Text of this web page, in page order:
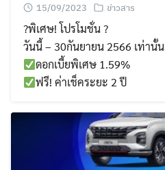
15/09/2023 ข่าวสาร
?พิเศษ! โปรโมชั่น ?
วันนี้ – 30กันยายน 2566 เท่านั้น
ดอกเบี้ยพิเศษ 1.59%
ฟรี! ค่าเช็คระยะ 2 ปี